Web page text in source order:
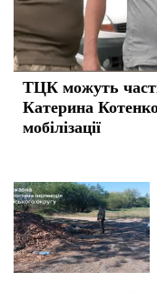
ТЦК можуть
Катерина
мобілізації